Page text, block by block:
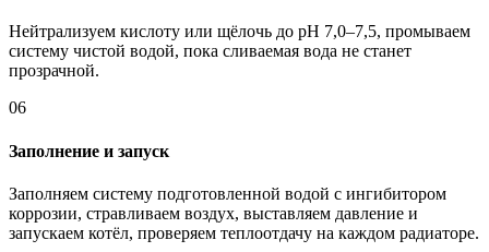
Нейтрализуем кислоту или щёлочь до pH 7,0–7,5, промываем
систему чистой водой, пока сливаемая вода не станет
прозрачной.
06
Заполнение и запуск
Заполняем систему подготовленной водой с ингибитором
коррозии, стравливаем воздух, выставляем давление и
запускаем котёл, проверяем теплоотдачу на каждом радиаторе.